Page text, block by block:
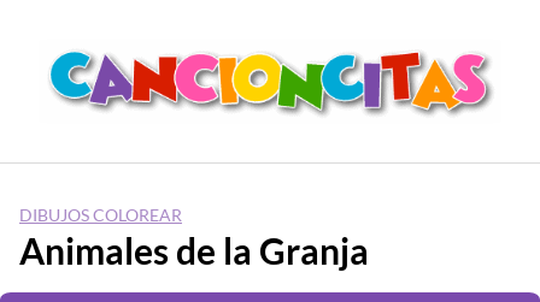
contenido
DIBUJOS COLOREAR
Animales de la Granja